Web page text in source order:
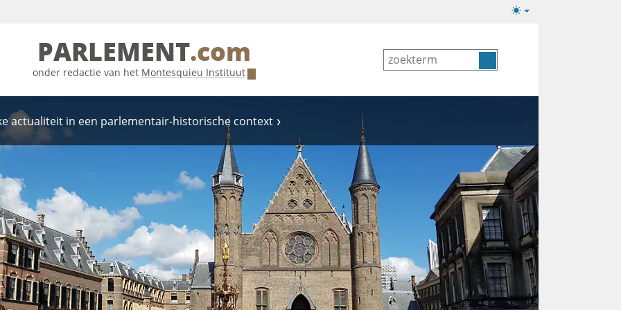
Lichte/donkere
PARLEMENT.com
onder redactie van het Montesquieu Instituut
actualiteit in een parlementair-historische context